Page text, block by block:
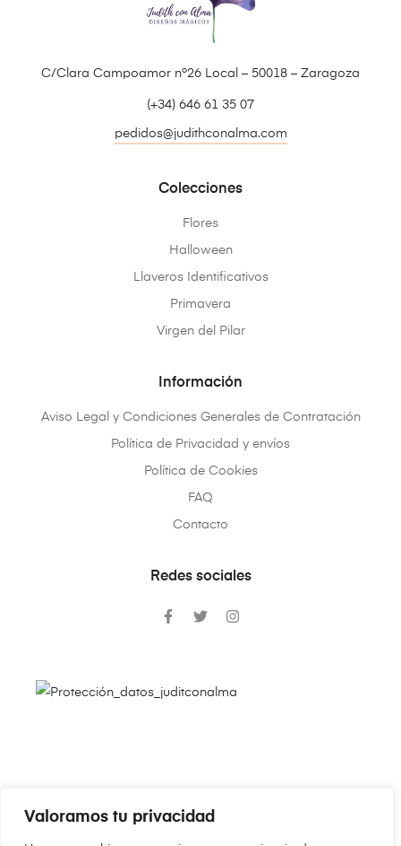
Valoramos tu privacidad
C/Clara Campoamor nº26 Local – 50018 – Zaragoza
(+34) 646 61 35 07
pedidos@judithconalma.com
Colecciones
Flores
Halloween
Llaveros Identificativos
Primavera
Virgen del Pilar
Información
Aviso Legal y Condiciones Generales de Contratación
Política de Privacidad y envíos
Política de Cookies
FAQ
Contacto
Redes sociales